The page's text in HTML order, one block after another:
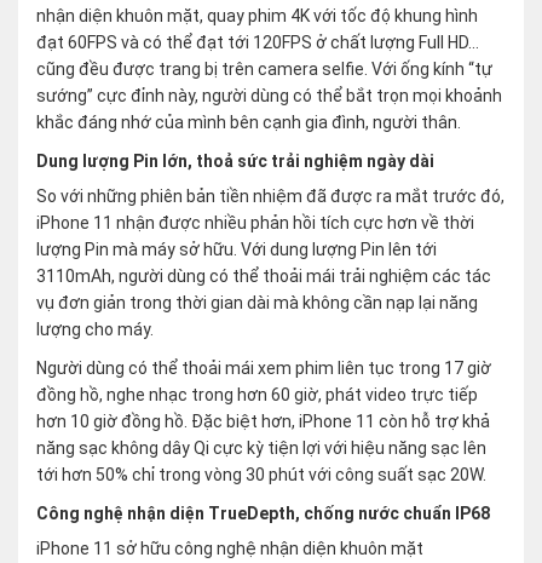
nhận diện khuôn mặt, quay phim 4K với tốc độ khung hình
đạt 60FPS và có thể đạt tới 120FPS ở chất lượng Full HD…
cũng đều được trang bị trên camera selfie. Với ống kính “tự
sướng” cực đỉnh này, người dùng có thể bắt trọn mọi khoảnh
khắc đáng nhớ của mình bên cạnh gia đình, người thân.
Dung lượng Pin lớn, thoả sức trải nghiệm ngày dài
So với những phiên bản tiền nhiệm đã được ra mắt trước đó,
iPhone 11 nhận được nhiều phản hồi tích cực hơn về thời
lượng Pin mà máy sở hữu. Với dung lượng Pin lên tới
3110mAh, người dùng có thể thoải mái trải nghiệm các tác
vụ đơn giản trong thời gian dài mà không cần nạp lại năng
lượng cho máy.
Người dùng có thể thoải mái xem phim liên tục trong 17 giờ
đồng hồ, nghe nhạc trong hơn 60 giờ, phát video trực tiếp
hơn 10 giờ đồng hồ. Đặc biệt hơn, iPhone 11 còn hỗ trợ khả
năng sạc không dây Qi cực kỳ tiện lợi với hiệu năng sạc lên
tới hơn 50% chỉ trong vòng 30 phút với công suất sạc 20W.
Công nghệ nhận diện TrueDepth, chống nước chuẩn IP68
iPhone 11 sở hữu công nghệ nhận diện khuôn mặt